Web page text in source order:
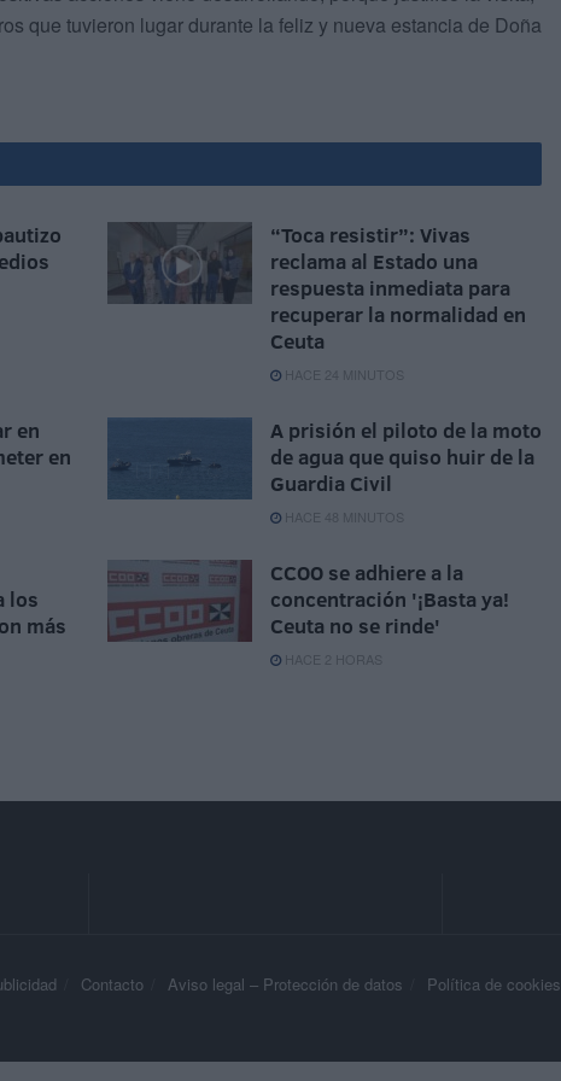
que tuvieron lugar durante la feliz y nueva estancia de Doña
“Toca resistir”: Vivas
reclama al Estado una
respuesta inmediata para
recuperar la normalidad en
Ceuta
HACE 24 MINUTOS
en
en
A prisión el piloto de la moto
de agua que quiso huir de la
Guardia Civil
HACE 48 MINUTOS
los
más
CCOO se adhiere a la
concentración '¡Basta ya!
Ceuta no se rinde'
HACE 2 HORAS
Contacto Aviso legal – Protección de datos Política de cookies